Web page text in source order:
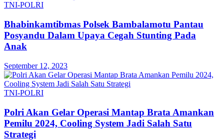
TNI-POLRI
Bhabinkamtibmas Polsek Bambalamotu Pantau
Posyandu Dalam Upaya Cegah Stunting Pada
Anak
September 12, 2023
TNI-POLRI
Polri Akan Gelar Operasi Mantap Brata Amankan
Pemilu 2024, Cooling System Jadi Salah Satu
Strategi